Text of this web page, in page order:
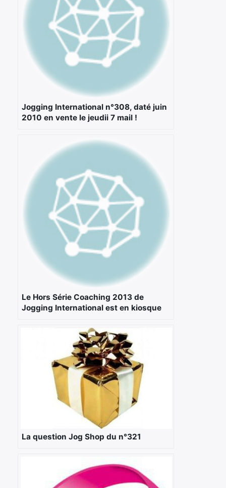
Jogging International n°308, daté juin
2010 en vente le jeudii 7 mail !
Le Hors Série Coaching 2013 de
Jogging International est en kiosque
La question Jog Shop du n°321